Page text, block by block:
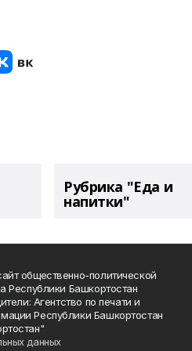
Рубрика "Еда и
напитки"
общественно-политической
Республики Башкортостан
Агентство по печати и
Республики Башкортостан
данных